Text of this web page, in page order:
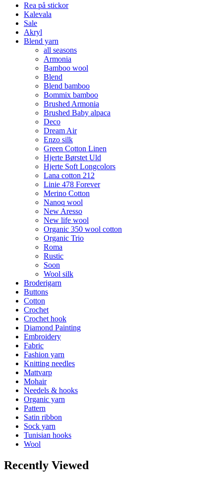
Rea på stickor
Kalevala
Sale
Akryl
Blend yarn
all seasons
Armonia
Bamboo wool
Blend
Blend bamboo
Bommix bamboo
Brushed Armonia
Brushed Baby alpaca
Deco
Dream Air
Enzo silk
Green Cotton Linen
Hjerte Børstet Uld
Hjerte Soft Longcolors
Lana cotton 212
Linie 478 Forever
Merino Cotton
Nanoq wool
New Aresso
New life wool
Organic 350 wool cotton
Organic Trio
Roma
Rustic
Soon
Wool silk
Broderigarn
Buttons
Cotton
Crochet
Crochet hook
Diamond Painting
Embroidery
Fabric
Fashion yarn
Knitting needles
Mattvarp
Mohair
Needels & hooks
Organic yarn
Pattern
Satin ribbon
Sock yarn
Tunisian hooks
Wool
Recently Viewed